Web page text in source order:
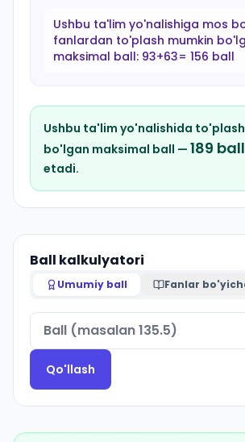
Ushbu ta'lim yo'nalishiga mos
fanlardan to'plash mumkin
maksimal ball: 93+63= 156 ball
Ushbu ta'lim yo'nalishida
bo'lgan maksimal ball — 189 ball
etadi.
Ball kalkulyatori
Umumiy ball Fanlar
Qo'llash